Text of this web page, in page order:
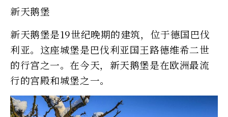
新天鹅堡
新天鹅堡是19世纪晚期的建筑，位于德国巴伐
利亚。这座城堡是巴伐利亚国王路德维希二世
的行宫之一。在今天，新天鹅堡是在欧洲最流
行的宫殿和城堡之一。